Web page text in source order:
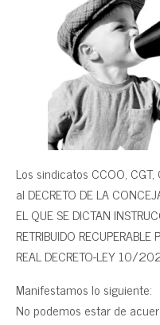
Los sindicatos CCOO, CGT,
al DECRETO DE LA
EL QUE SE DICTAN
RETRIBUIDO
REAL DECRETO-LEY 10/
Manifestamos lo siguiente:
No podemos estar de